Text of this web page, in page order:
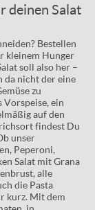
deinen Salat
Bestellen
kleinem Hunger
soll also her –
da nicht der eine
zu
Vorspeise, ein
auf den
findest Du
unser
Peperoni,
Salat mit Grana
alle
die Pasta
kurz. Mit dem